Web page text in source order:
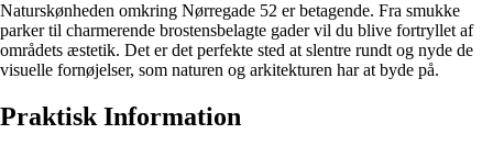
Naturskønheden omkring Nørregade 52 er betagende. Fra smukke
parker til charmerende brostensbelagte gader vil du blive fortryllet af
områdets æstetik. Det er det perfekte sted at slentre rundt og nyde de
visuelle fornøjelser, som naturen og arkitekturen har at byde på.
Praktisk Information